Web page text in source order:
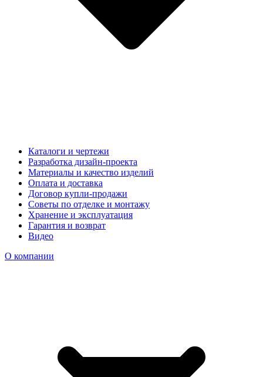
Каталоги и чертежи
Разработка дизайн-проекта
Материалы и качество изделий
Оплата и доставка
Договор купли-продажи
Советы по отделке и монтажу
Хранение и эксплуатация
Гарантия и возврат
Видео
О компании